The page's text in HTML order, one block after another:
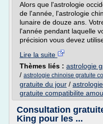
Alors que l'astrologie
de l'année, l'astrologie
lunaire de douze ans.
l'année pendant laquelle
précision vous devez
Lire la suite
Thèmes liés : astrologie
/ astrologie chinoise gratuite
gratuite du jour /
gratuite compatibilite
Consultation
King pour les ...